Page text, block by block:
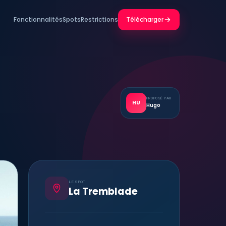
FonctionnalitésSpotsRestrictions Télécharger
HU
PROPOSÉ PAR
Hugo
LE SPOT
La Tremblade